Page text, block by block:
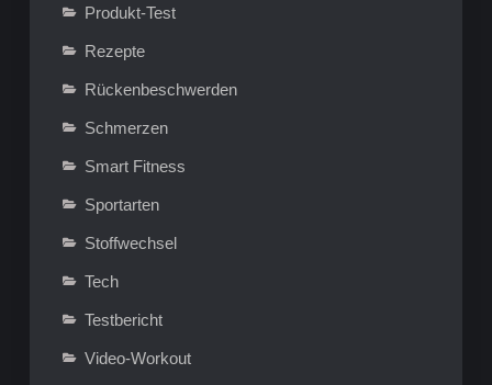
Produkt-Test
Rezepte
Rückenbeschwerden
Schmerzen
Smart Fitness
Sportarten
Stoffwechsel
Tech
Testbericht
Video-Workout